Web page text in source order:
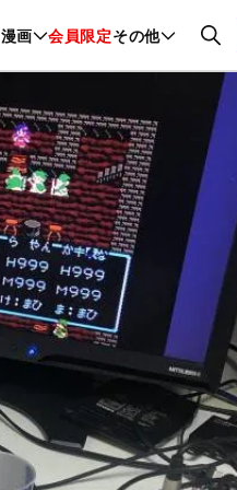
漫画 会員限定その他
ファッション 恋愛・結婚